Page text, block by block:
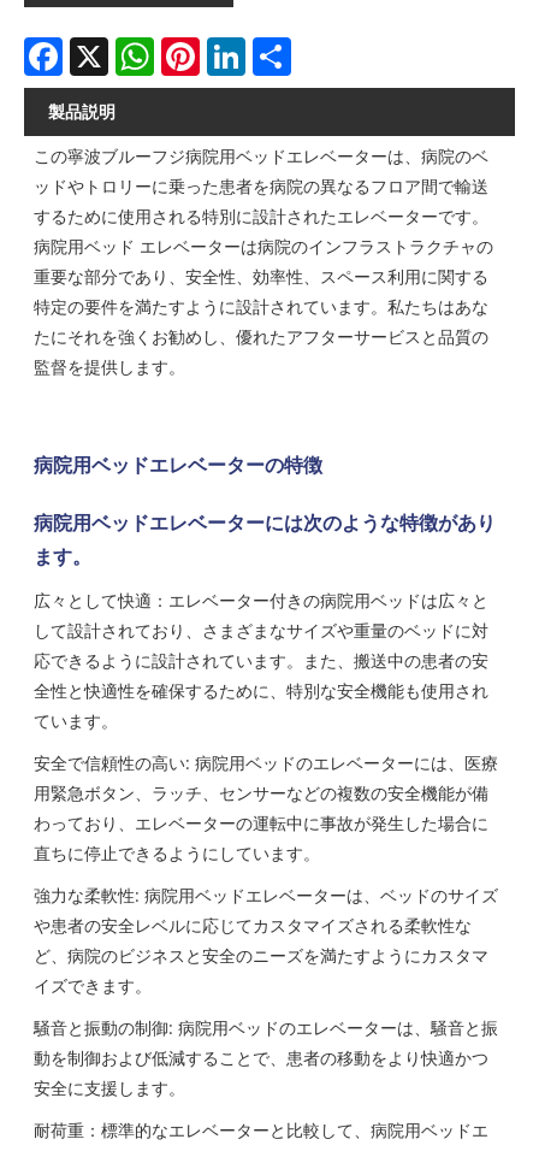
Facebook
X WhatsAppPinterestLinkedIn
製品説明
この寧波ブルーフジ病院用ベッドエレベーターは、病院のベ
ッドやトロリーに乗った患者を病院の異なるフロア間で輸送
するために使用される特別に設計されたエレベーターです。
病院用ベッド エレベーターは病院のインフラストラクチャの
重要な部分であり、安全性、効率性、スペース利用に関する
特定の要件を満たすように設計されています。私たちはあな
たにそれを強くお勧めし、優れたアフターサービスと品質の
監督を提供します。
病院用ベッドエレベーターの特徴
病院用ベッドエレベーターには次のような特徴があり
ます。
広々として快適：エレベーター付きの病院用ベッドは広々と
して設計されており、さまざまなサイズや重量のベッドに対
応できるように設計されています。また、搬送中の患者の安
全性と快適性を確保するために、特別な安全機能も使用され
ています。
安全で信頼性の高い: 病院用ベッドのエレベーターには、医療
用緊急ボタン、ラッチ、センサーなどの複数の安全機能が備
わっており、エレベーターの運転中に事故が発生した場合に
直ちに停止できるようにしています。
強力な柔軟性: 病院用ベッドエレベーターは、ベッドのサイズ
や患者の安全レベルに応じてカスタマイズされる柔軟性な
ど、病院のビジネスと安全のニーズを満たすようにカスタマ
イズできます。
騒音と振動の制御: 病院用ベッドのエレベーターは、騒音と振
動を制御および低減することで、患者の移動をより快適かつ
安全に支援します。
耐荷重：標準的なエレベーターと比較して、病院用ベッドエ